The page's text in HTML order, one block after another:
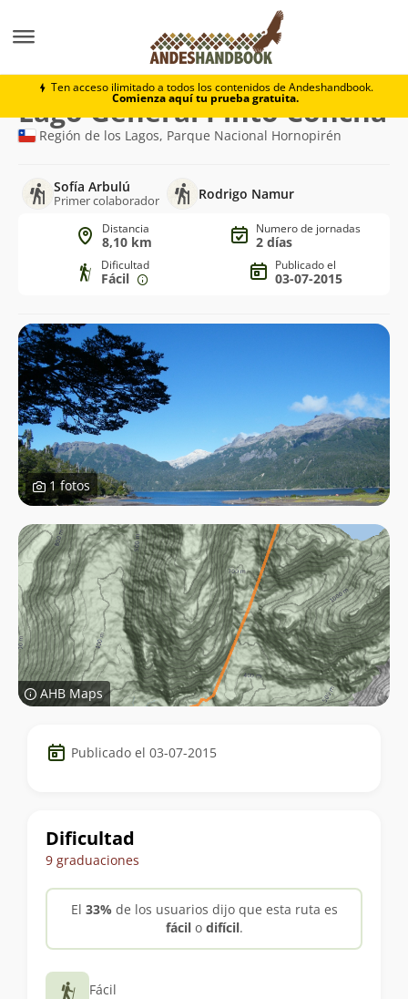
Ten acceso ilimitado a todos los contenidos de Andeshandbook.
Comienza aquí tu prueba gratuita.
Lago General Pinto Concha
Ruta
de
Lago General Pinto Concha
Región de los Lagos, Parque Nacional Hornopirén
Sofía Arbulú
Primer colaborador Rodrigo Namur
Distancia
8,10 km
Numero de jornadas
2 días
Dificultad
Fácil
Publicado el
03-07-2015
1 fotos
AHB Maps
Datos
del Publicado el 03-07-2015
Dificultad
9 graduaciones
El 33% de los usuarios dijo que esta ruta es
fácilo difícil.
Fácil